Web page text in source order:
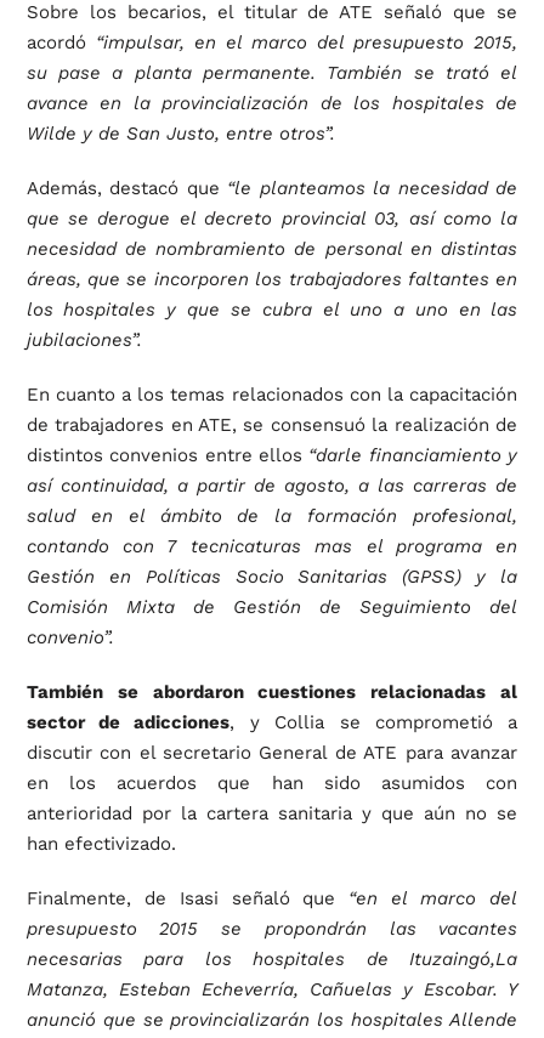
Sobre los becarios, el titular de ATE señaló que se
acordó “impulsar, en el marco del presupuesto 2015,
su pase a planta permanente. También se trató el
avance en la provincialización de los hospitales de
Wilde y de San Justo, entre otros”.
Además, destacó que “le planteamos la necesidad de
que se derogue el decreto provincial 03, así como la
necesidad de nombramiento de personal en distintas
áreas, que se incorporen los trabajadores faltantes en
los hospitales y que se cubra el uno a uno en las
jubilaciones”.
En cuanto a los temas relacionados con la capacitación
de trabajadores en ATE, se consensuó la realización de
distintos convenios entre ellos “darle financiamiento y
así continuidad, a partir de agosto, a las carreras de
salud en el ámbito de la formación profesional,
contando con 7 tecnicaturas mas el programa en
Gestión en Políticas Socio Sanitarias (GPSS) y la
Comisión Mixta de Gestión de Seguimiento del
convenio”.
También se abordaron cuestiones relacionadas al
sector de adicciones, y Collia se comprometió a
discutir con el secretario General de ATE para avanzar
en los acuerdos que han sido asumidos con
anterioridad por la cartera sanitaria y que aún no se
han efectivizado.
Finalmente, de Isasi señaló que “en el marco del
presupuesto 2015 se propondrán las vacantes
necesarias para los hospitales de Ituzaingó,La
Matanza, Esteban Echeverría, Cañuelas y Escobar. Y
anunció que se provincializarán los hospitales Allende